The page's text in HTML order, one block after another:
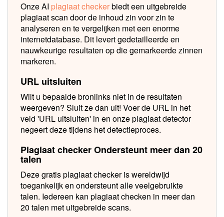
Onze AI plagiaat checkerbiedt een uitgebreide
plagiaat scan door de inhoud zin voor zin te
analyseren en te vergelijken met een enorme
internetdatabase. Dit levert gedetailleerde en
nauwkeurige resultaten op die gemarkeerde zinnen
markeren.
URL uitsluiten
Wilt u bepaalde bronlinks niet in de resultaten
weergeven? Sluit ze dan uit! Voer de URL in het
veld 'URL uitsluiten' in en onze plagiaat detector
negeert deze tijdens het detectieproces.
Plagiaat checker Ondersteunt meer dan 20
talen
Deze gratis plagiaat checker is wereldwijd
toegankelijk en ondersteunt alle veelgebruikte
talen. Iedereen kan plagiaat checken in meer dan
20 talen met uitgebreide scans.